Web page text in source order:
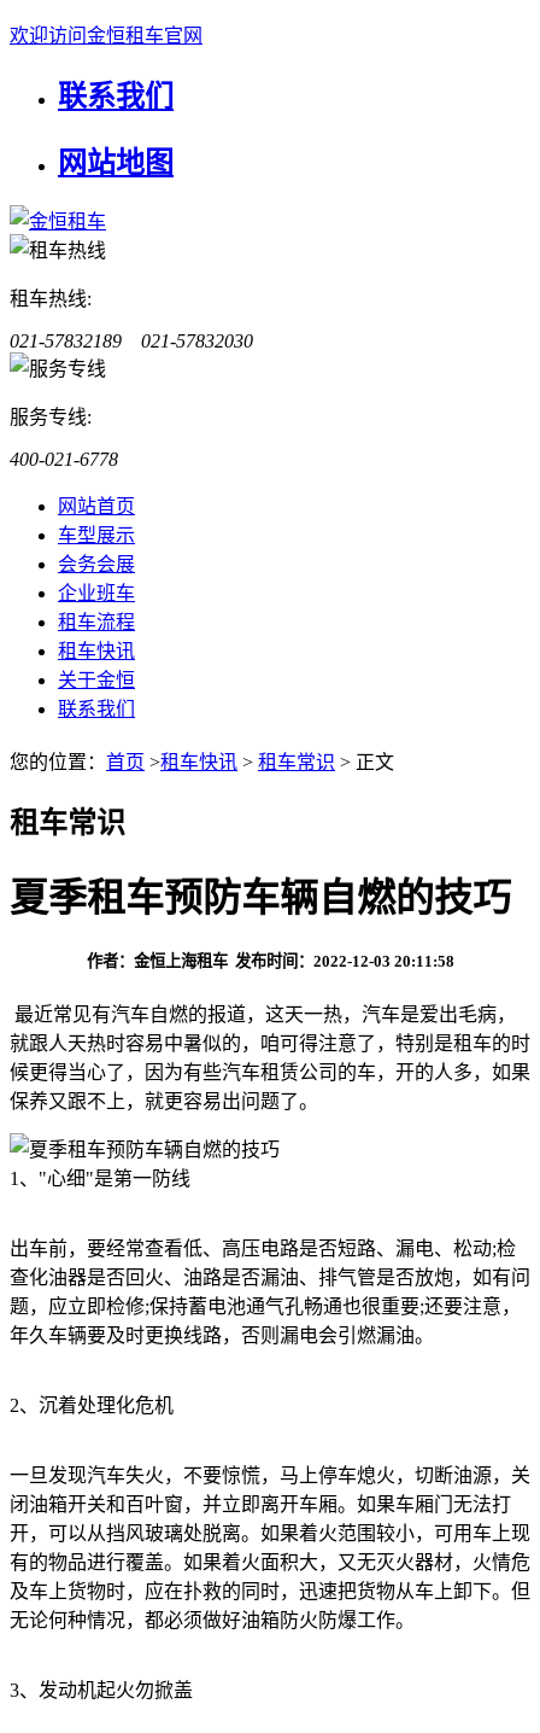
欢迎访问金恒租车官网
联系我们
网站地图
租车热线:
021-57832189 021-57832030
服务专线:
400-021-6778
网站首页
车型展示
会务会展
企业班车
租车流程
租车快讯
关于金恒
联系我们
您的位置： 首页 >租车快讯 > 租车常识 > 正文
租车常识
夏季租车预防车辆自燃的技巧
作者：金恒上海租车 发布时间：2022-12-03 20:11:58
最近常见有汽车自燃的报道，这天一热，汽车是爱出毛病，
就跟人天热时容易中暑似的，咱可得注意了，特别是租车的时
候更得当心了，因为有些汽车租赁公司的车，开的人多，如果
保养又跟不上，就更容易出问题了。
1、"心细"是第一防线
出车前，要经常查看低、高压电路是否短路、漏电、松动;检
查化油器是否回火、油路是否漏油、排气管是否放炮，如有问
题，应立即检修;保持蓄电池通气孔畅通也很重要;还要注意，
年久车辆要及时更换线路，否则漏电会引燃漏油。
2、沉着处理化危机
一旦发现汽车失火，不要惊慌，马上停车熄火，切断油源，关
闭油箱开关和百叶窗，并立即离开车厢。如果车厢门无法打
开，可以从挡风玻璃处脱离。如果着火范围较小，可用车上现
有的物品进行覆盖。如果着火面积大，又无灭火器材，火情危
及车上货物时，应在扑救的同时，迅速把货物从车上卸下。但
无论何种情况，都必须做好油箱防火防爆工作。
3、发动机起火勿掀盖